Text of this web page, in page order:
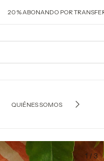
POR TRANSFERENCIA
QUIÉNES SOMOS
1/ 3